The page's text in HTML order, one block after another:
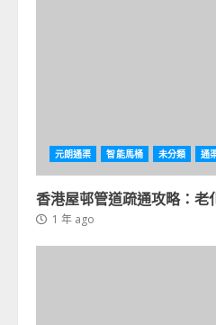
元朗通渠 智能馬桶 未分類 通
香港屋邨管道疏通攻略：老
1 年 ago